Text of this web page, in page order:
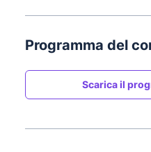
Programma del
Scarica il